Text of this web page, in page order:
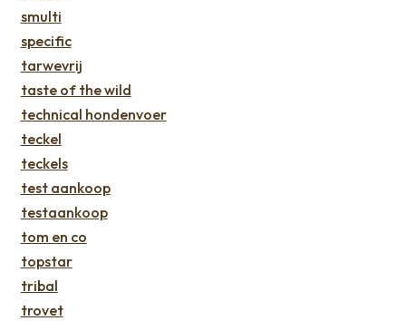
smulti
specific
tarwevrij
taste of the wild
technical hondenvoer
teckel
teckels
test aankoop
testaankoop
tom en co
topstar
tribal
trovet